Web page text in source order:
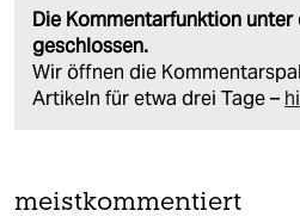
Die Kommentarfunktion
geschlossen.
Wir öffnen die
Artikeln für etwa drei Tage –
meistkommentiert